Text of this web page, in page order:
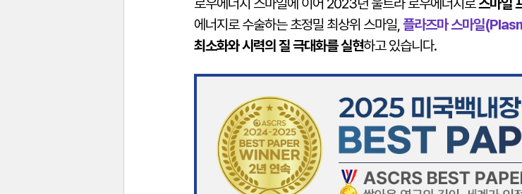
에너지로 수술하는 초정밀 최상위 스마일,플라즈마 스마일
최소화와 시력의 질 극대화를 실현하고 있습니다.